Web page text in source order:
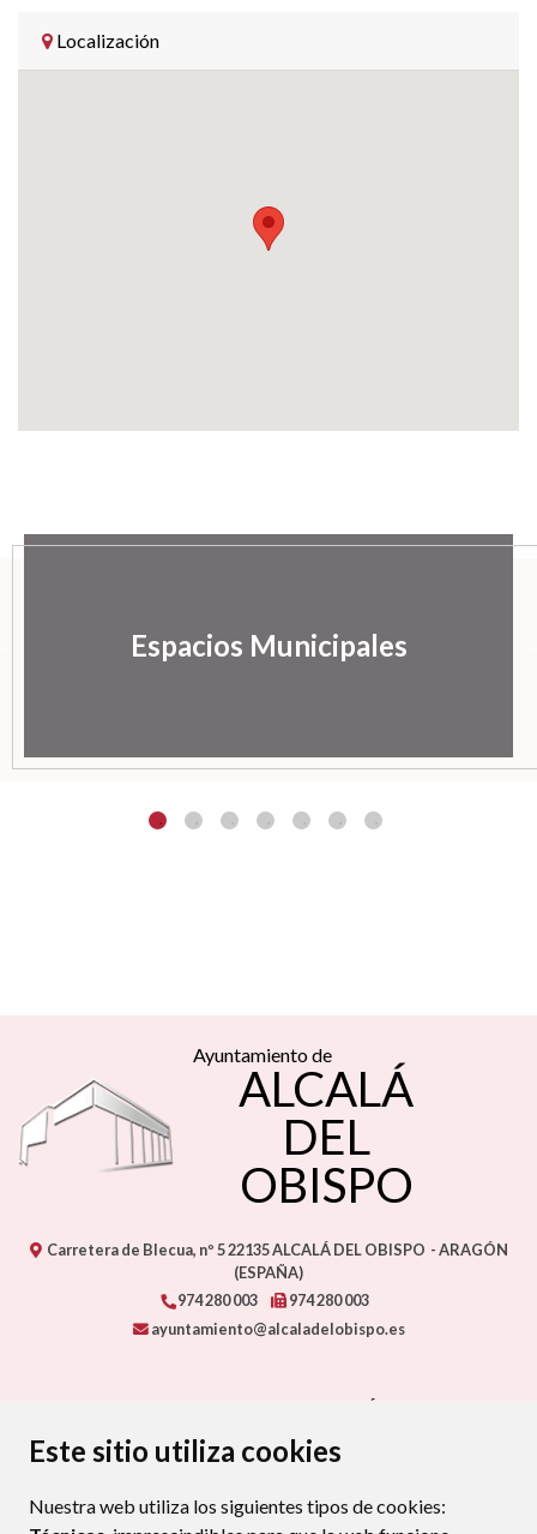
Este sitio utiliza cookies
Nuestra web utiliza los siguientes tipos de cookies:
Localización
Espacios Municipales
Ayuntamiento de
ALCALÁ
DEL
OBISPO
Carretera de Blecua, nº 522135ALCALÁ DEL OBISPO - ARAGÓN
(ESPAÑA)
974 280 003
974 280 003
ayuntamiento@alcaladelobispo.es
CONTACTO - AYUNTAMIENTO DE ALCALÁ DEL OBISPO
MAPA WEB
AVISO LEGAL
PROTECCIÓN DE DATOS
ACCESIBILIDAD
POLÍTICA DE COOKIES